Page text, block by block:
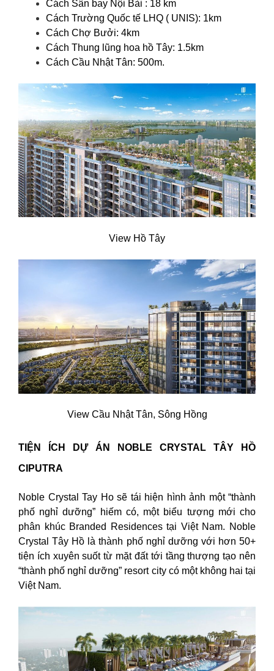
Cách Sân bay Nội Bài : 18 km
Cách Trường Quốc tế LHQ ( UNIS): 1km
Cách Chợ Bưởi: 4km
Cách Thung lũng hoa hồ Tây: 1.5km
Cách Cầu Nhật Tân: 500m.
View Hồ Tây
View Cầu Nhật Tân, Sông Hồng
TIỆN ÍCH DỰ ÁN NOBLE CRYSTAL TÂY HỒ
CIPUTRA
Noble Crystal Tay Ho sẽ tái hiện hình ảnh một “thành
phố nghỉ dưỡng” hiếm có, một biểu tượng mới cho
phân khúc Branded Residences tại Việt Nam. Noble
Crystal Tây Hồ là thành phố nghỉ dưỡng với hơn 50+
tiện ích xuyên suốt từ mặt đất tới tầng thượng tạo nên
“thành phố nghỉ dưỡng” resort city có một không hai tại
Việt Nam.